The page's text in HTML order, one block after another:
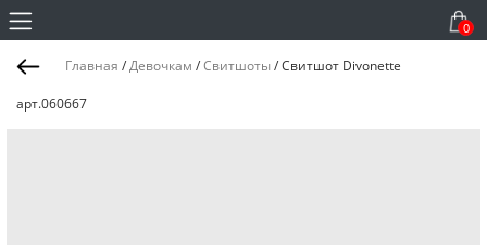
0
Главная /Девочкам /Свитшоты/Свитшот Divonette
арт.060667